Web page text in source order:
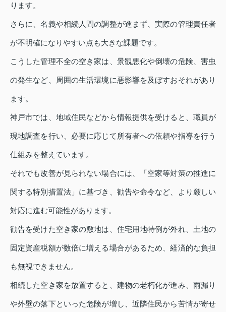
ります。
さらに、名義や相続人間の調整が進まず、実際の管理責任者
が不明確になりやすい点も大きな課題です。
こうした管理不全の空き家は、景観悪化や倒壊の危険、害虫
の発生など、周囲の生活環境に悪影響を及ぼすおそれがあり
ます。
神戸市では、地域住民などから情報提供を受けると、職員が
現地調査を行い、必要に応じて所有者への依頼や指導を行う
仕組みを整えています。
それでも改善が見られない場合には、「空家等対策の推進に
関する特別措置法」に基づき、勧告や命令など、より厳しい
対応に進む可能性があります。
勧告を受けた空き家の敷地は、住宅用地特例が外れ、土地の
固定資産税額が数倍に増える場合があるため、経済的な負担
も無視できません。
相続した空き家を放置すると、建物の老朽化が進み、雨漏り
や外壁の落下といった危険が増し、近隣住民から苦情が寄せ